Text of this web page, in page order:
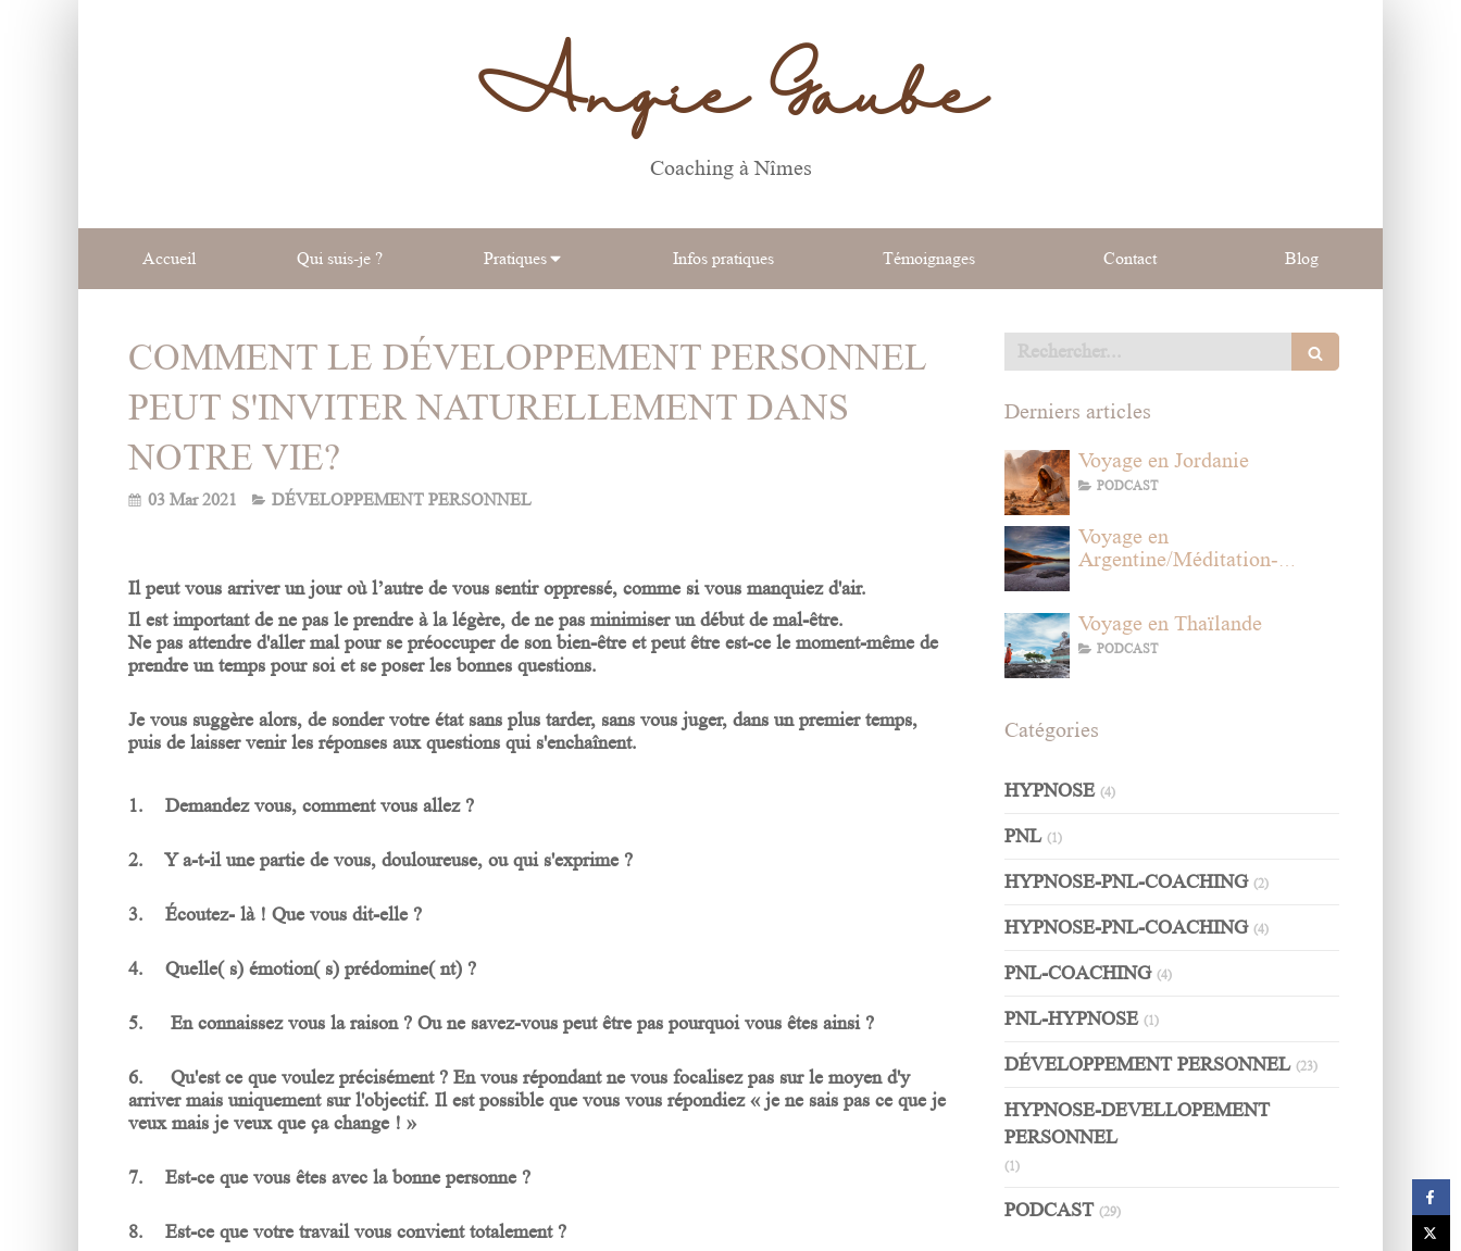
Angie Gaube
Coaching à Nîmes
Accueil Qui suis-je ? Pratiques Infos pratiques Témoignages Contact Blog
COMMENT LE DÉVELOPPEMENT PERSONNEL
PEUT S'INVITER NATURELLEMENT DANS
NOTRE VIE?
03 Mar 2021 DÉVELOPPEMENT PERSONNEL
Il peut vous arriver un jour où l’autre de vous sentir oppressé, comme si vous manquiez d'air.
Il est important de ne pas le prendre à la légère, de ne pas minimiser un début de mal-être.
Ne pas attendre d'aller mal pour se préoccuper de son bien-être et peut être est-ce le moment-même de
prendre un temps pour soi et se poser les bonnes questions.
Je vous suggère alors, de sonder votre état sans plus tarder, sans vous juger, dans un premier temps,
puis de laisser venir les réponses aux questions qui s'enchaînent.
1. Demandez vous, comment vous allez ?
2. Y a-t-il une partie de vous, douloureuse, ou qui s'exprime ?
3. Écoutez- là ! Que vous dit-elle ?
4. Quelle( s) émotion( s) prédomine( nt) ?
5. En connaissez vous la raison ? Ou ne savez-vous peut être pas pourquoi vous êtes ainsi ?
6. Qu'est ce que voulez précisément ? En vous répondant ne vous focalisez pas sur le moyen d'y
arriver mais uniquement sur l'objectif. Il est possible que vous vous répondiez « je ne sais pas ce que je
veux mais je veux que ça change ! »
7. Est-ce que vous êtes avec la bonne personne ?
8. Est-ce que votre travail vous convient totalement ?
Derniers articles
Voyage en Jordanie
PODCAST
Voyage en
Argentine/Méditation-
Voyage en Thaïlande
PODCAST
Catégories
HYPNOSE (4)
PNL (1)
HYPNOSE-PNL-COACHING (2)
HYPNOSE-PNL-COACHING (4)
PNL-COACHING (4)
PNL-HYPNOSE (1)
DÉVELOPPEMENT PERSONNEL (23)
HYPNOSE-DEVELLOPEMENT
PERSONNEL
(1)
PODCAST (29)